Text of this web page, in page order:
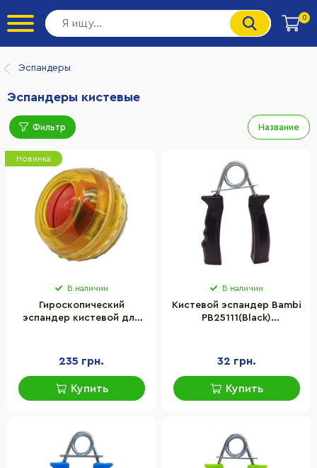
0
Эспандеры
Эспандеры кистевые
Фильтр Название
Новинка
В наличии
Гироскопический
эспандер кистевой для
235 грн.
Купить
В наличии
Кистевой эспандер Bambi
PB25111(Black)
32 грн.
Купить